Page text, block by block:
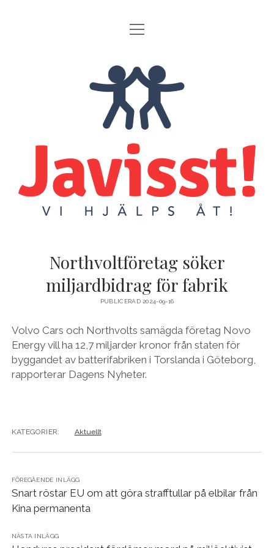
HEJ!
COOKIE-POLICY
öppna
meny
Northvoltföretag söker
miljardbidrag för fabrik
PUBLICERAD 2024-09-16
Volvo Cars och Northvolts samägda företag Novo
Energy vill ha 12,7 miljarder kronor från staten för
byggandet av batterifabriken i Torslanda i Göteborg,
rapporterar Dagens Nyheter.
KATEGORIER: Aktuellt
FÖREGÅENDE INLÄGG
Snart röstar EU om att göra strafftullar på elbilar från
Kina permanenta
NÄSTA INLÄGG